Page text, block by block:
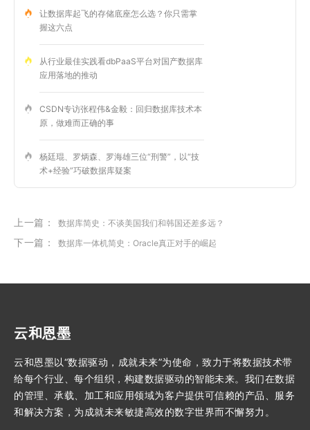
让数据库起飞的存储底座怎么选？你只需掌
握这六点
从行业最佳实践看dbPaaS平台对国产数据库
应用落地的推动
CSDN专访张程伟&金毅：回归数据库技术本
原，做难而正确的事
杨廷琨、罗炳森、罗海雄三位“刑警”，以“技
术+经验”巧破数据库疑案
上一篇： 数据库简史：不谈美国我们和韩国还差多远？
下一篇： 数据库一体机简史：Oracle真正对手的崛起
云和恩墨
云和恩墨以“数据驱动，成就未来”为使命，致力于将数据技术带
给每个行业、每个组织，构建数据驱动的智能未来。我们在数据
的管理、承载、加工和应用领域为客户提供可信赖的产品、服务
和解决方案，为成就未来敏捷高效的数字世界而不懈努力。